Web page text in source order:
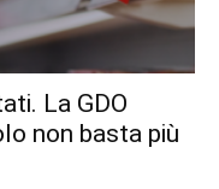
La GDO
non basta più